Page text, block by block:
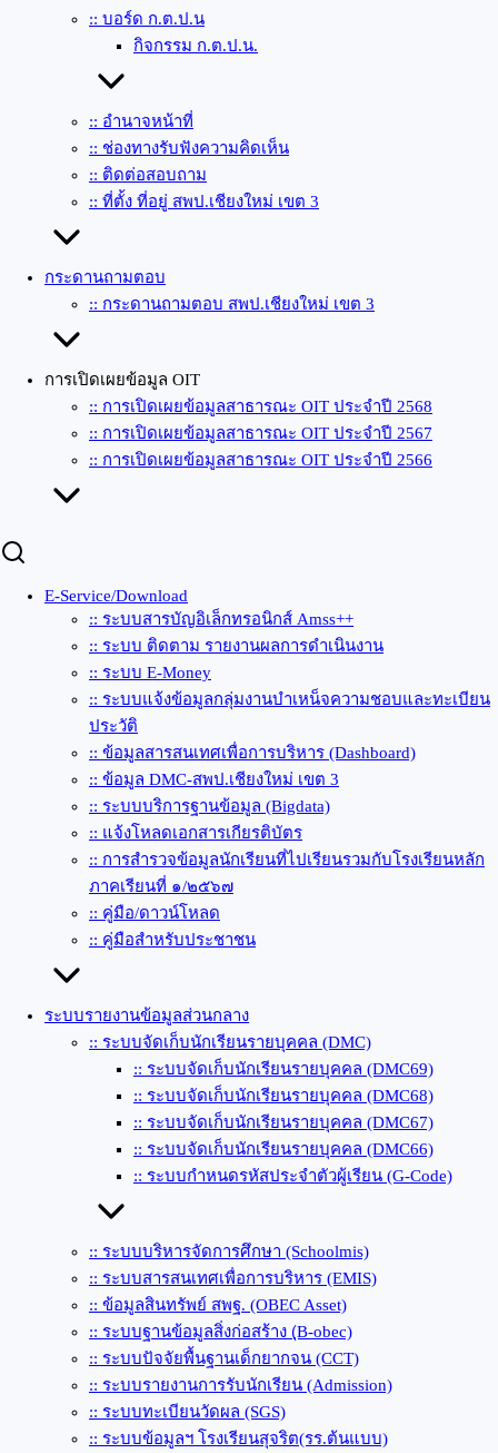
:: บอร์ด ก.ต.ป.น
กิจกรรม ก.ต.ป.น.
:: อำนาจหน้าที่
:: ช่องทางรับฟังความคิดเห็น
:: ติดต่อสอบถาม
:: ที่ตั้ง ที่อยู่ สพป.เชียงใหม่ เขต 3
กระดานถามตอบ
:: กระดานถามตอบ สพป.เชียงใหม่ เขต 3
การเปิดเผยข้อมูล OIT
:: การเปิดเผยข้อมูลสาธารณะ OIT ประจำปี 2568
:: การเปิดเผยข้อมูลสาธารณะ OIT ประจำปี 2567
:: การเปิดเผยข้อมูลสาธารณะ OIT ประจำปี 2566
E-Service/Download
:: ระบบสารบัญอิเล็กทรอนิกส์ Amss++
:: ระบบ ติดตาม รายงานผลการดำเนินงาน
:: ระบบ E-Money
:: ระบบแจ้งข้อมูลกลุ่มงานบำเหน็จความชอบและทะเบียน
ประวัติ
:: ข้อมูลสารสนเทศเพื่อการบริหาร (Dashboard)
:: ข้อมูล DMC-สพป.เชียงใหม่ เขต 3
:: ระบบบริการฐานข้อมูล (Bigdata)
:: แจ้งโหลดเอกสารเกียรติบัตร
:: การสำรวจข้อมูลนักเรียนที่ไปเรียนรวมกับโรงเรียนหลัก
ภาคเรียนที่ ๑/๒๕๖๗
:: คู่มือ/ดาวน์โหลด
:: คู่มือสำหรับประชาชน
ระบบรายงานข้อมูลส่วนกลาง
:: ระบบจัดเก็บนักเรียนรายบุคคล (DMC)
:: ระบบจัดเก็บนักเรียนรายบุคคล (DMC69)
:: ระบบจัดเก็บนักเรียนรายบุคคล (DMC68)
:: ระบบจัดเก็บนักเรียนรายบุคคล (DMC67)
:: ระบบจัดเก็บนักเรียนรายบุคคล (DMC66)
:: ระบบกำหนดรหัสประจำตัวผู้เรียน (G-Code)
:: ระบบบริหารจัดการศึกษา (Schoolmis)
:: ระบบสารสนเทศเพื่อการบริหาร (EMIS)
:: ข้อมูลสินทรัพย์ สพฐ. (OBEC Asset)
:: ระบบฐานข้อมูลสิ่งก่อสร้าง (ฺB-obec)
:: ระบบปัจจัยพื้นฐานเด็กยากจน (CCT)
:: ระบบรายงานการรับนักเรียน (Admission)
:: ระบบทะเบียนวัดผล (SGS)
:: ระบบข้อมูลฯ โรงเรียนสุจริต(รร.ต้นแบบ)